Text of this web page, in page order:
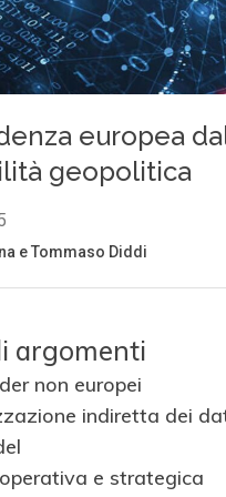
argomenti
non europei
indiretta dei
e strategica